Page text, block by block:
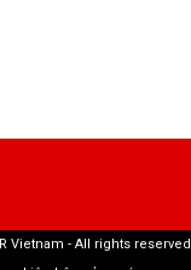
Vietnam - All rights reserved